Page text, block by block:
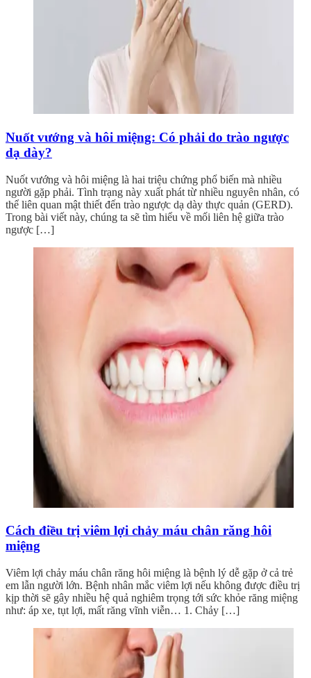
Nuốt vướng và hôi miệng: Có phải do trào ngược
dạ dày?
Nuốt vướng và hôi miệng là hai triệu chứng phổ biến mà nhiều
người gặp phải. Tình trạng này xuất phát từ nhiều nguyên nhân, có
thể liên quan mật thiết đến trào ngược dạ dày thực quản (GERD).
Trong bài viết này, chúng ta sẽ tìm hiểu về mối liên hệ giữa trào
ngược […]
Cách điều trị viêm lợi chảy máu chân răng hôi
miệng
Viêm lợi chảy máu chân răng hôi miệng là bệnh lý dễ gặp ở cả trẻ
em lẫn người lớn. Bệnh nhân mắc viêm lợi nếu không được điều trị
kịp thời sẽ gây nhiều hệ quả nghiêm trọng tới sức khỏe răng miệng
như: áp xe, tụt lợi, mất răng vĩnh viễn… 1. Chảy […]